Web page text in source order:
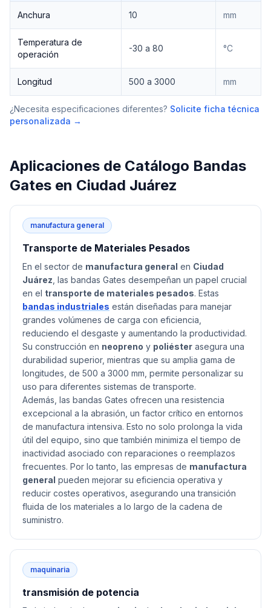
Anchura 10 mm
Temperatura de
operación
-30 a 80 °C
Longitud 500 a 3000 mm
¿Necesita especificaciones diferentes? Solicite ficha técnica
personalizada →
Aplicaciones de Catálogo Bandas
Gates en Ciudad Juárez
manufactura general
Transporte de Materiales Pesados
En el sector de manufactura general en Ciudad
Juárez , las bandas Gates desempeñan un papel crucial
en el transporte de materiales pesados. Estas
bandas industriales están diseñadas para manejar
grandes volúmenes de carga con eficiencia,
reduciendo el desgaste y aumentando la productividad.
Su construcción en neopreno y poliéster asegura una
durabilidad superior, mientras que su amplia gama de
longitudes, de 500 a 3000 mm, permite personalizar su
uso para diferentes sistemas de transporte.
Además, las bandas Gates ofrecen una resistencia
excepcional a la abrasión, un factor crítico en entornos
de manufactura intensiva. Esto no solo prolonga la vida
útil del equipo, sino que también minimiza el tiempo de
inactividad asociado con reparaciones o reemplazos
frecuentes. Por lo tanto, las empresas de manufactura
general pueden mejorar su eficiencia operativa y
reducir costes operativos, asegurando una transición
fluida de los materiales a lo largo de la cadena de
suministro.
maquinaria
transmisión de potencia